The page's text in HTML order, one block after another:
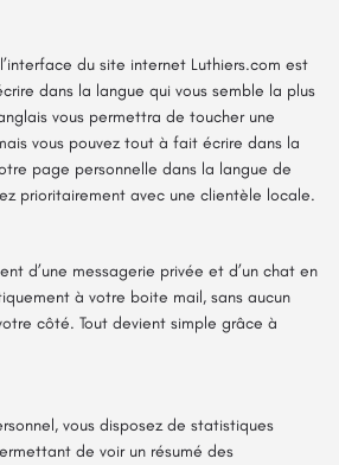
du site internet Luthiers.com est
dans la langue qui vous semble la plus
vous permettra de toucher une
vous pouvez tout à fait écrire dans la
page personnelle dans la langue de
prioritairement avec une clientèle locale.
d’une messagerie privée et d’un chat en
à votre boite mail, sans aucun
côté. Tout devient simple grâce à
vous disposez de statistiques
de voir un résumé des